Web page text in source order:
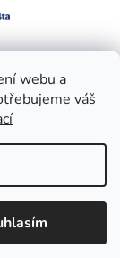
webu a
váš
Upravit